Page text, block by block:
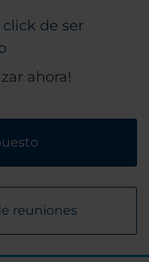
de ser
ahora!
reuniones